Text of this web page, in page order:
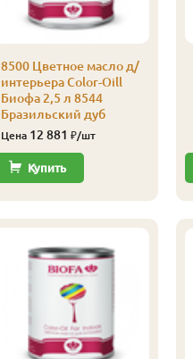
8500 Цветное масло д/
интерьера Color-Oill
Биофа 2,5 л 8544
Бразильский дуб
Цена 12 881 ₽/шт
Купить